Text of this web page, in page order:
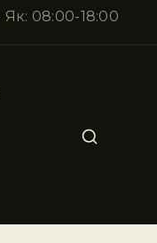
08:00-18:00